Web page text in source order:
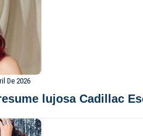
De 2026
lujosa Cadillac